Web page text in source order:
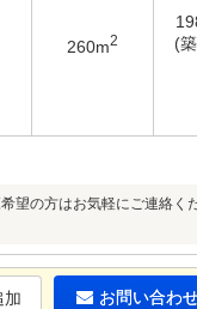
260m2
(
望の方はお気軽にご連絡く
加 お問い合わ